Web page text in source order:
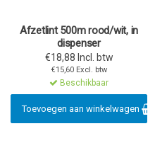
Afzetlint 500m rood/wit, in
dispenser
€18,88 Incl. btw
€15,60 Excl. btw
Beschikbaar
Toevoegen aan winkelwagen